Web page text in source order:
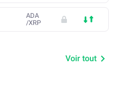
ADA
/XRP
Voir tout